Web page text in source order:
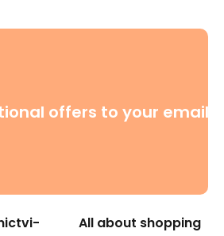
offers to your email
All about shopping